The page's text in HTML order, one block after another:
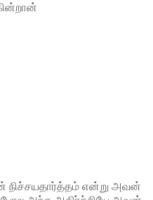
நிச்சயதார்த்தம் என்று அவன்